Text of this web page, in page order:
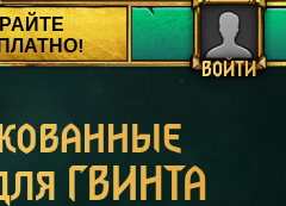
ВОЙТИ
ГВИНТА